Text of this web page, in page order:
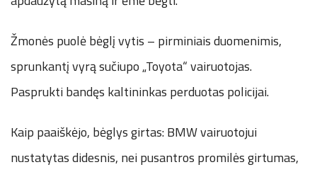
Žmonės puolė bėglį vytis – pirminiais duomenimis,
sprunkantį vyrą sučiupo „Toyota“ vairuotojas.
Pasprukti bandęs kaltininkas perduotas policijai.
Kaip paaiškėjo, bėglys girtas: BMW vairuotojui
nustatytas didesnis, nei pusantros promilės girtumas,